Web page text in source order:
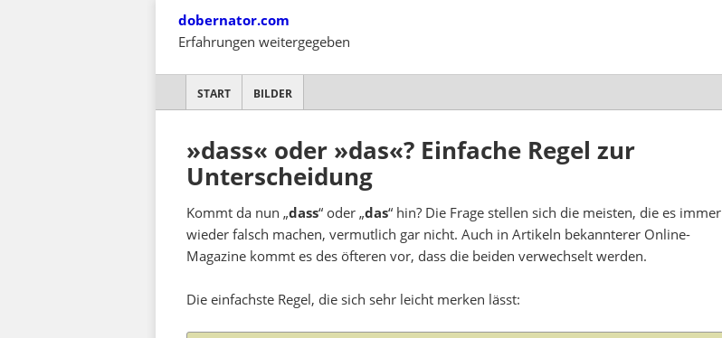
dobernator.com
Erfahrungen weitergegeben
SKIP TO CONTENT
START BILDER
»dass« oder »das«? Einfache Regel zur
Unterscheidung
Kommt da nun „dass“ oder „das“ hin? Die Frage stellen sich die meisten, die es immer
wieder falsch machen, vermutlich gar nicht. Auch in Artikeln bekannterer Online-
Magazine kommt es des öfteren vor, dass die beiden verwechselt werden.
Die einfachste Regel, die sich sehr leicht merken lässt: